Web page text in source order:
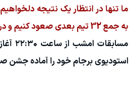
ما تنها در انتظار یک نتیجه
به جمع 32 تیم بعدی صعود کنیم و در جام بمانیم.
استودیوی برجام خود را آماده جشن